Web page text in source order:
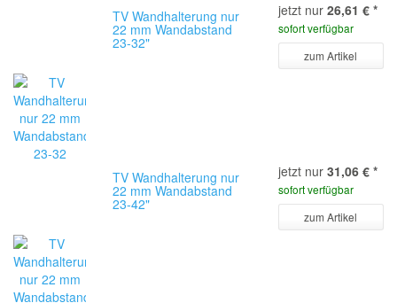
TV Wandhalterung nur
22 mm Wandabstand
23-32"
jetzt nur 26,61 € *
sofort verfügbar
zum Artikel
TV Wandhalterung nur
22 mm Wandabstand
23-42"
jetzt nur 31,06 € *
sofort verfügbar
zum Artikel